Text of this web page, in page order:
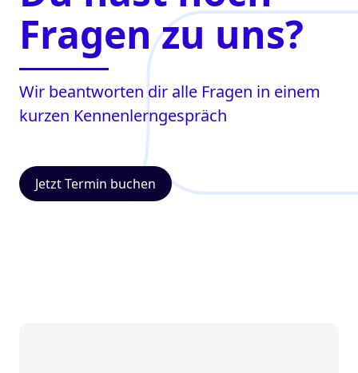
Fragen zu uns?
Wir beantworten dir alle Fragen in einem
kurzen Kennenlerngespräch
Jetzt Termin buchen